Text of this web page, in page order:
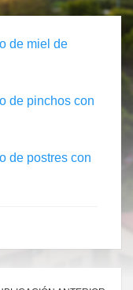
de miel de
de pinchos con
de postres con